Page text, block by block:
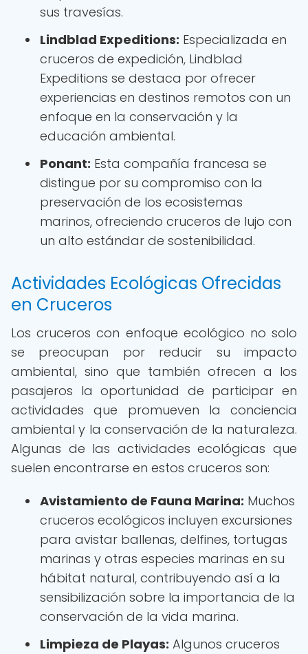
sus travesías.
Lindblad Expeditions: Especializada en
cruceros de expedición, Lindblad
Expeditions se destaca por ofrecer
experiencias en destinos remotos con un
enfoque en la conservación y la
educación ambiental.
Ponant: Esta compañía francesa se
distingue por su compromiso con la
preservación de los ecosistemas
marinos, ofreciendo cruceros de lujo con
un alto estándar de sostenibilidad.
Actividades Ecológicas Ofrecidas
en Cruceros
Los cruceros con enfoque ecológico no solo
se preocupan por reducir su impacto
ambiental, sino que también ofrecen a los
pasajeros la oportunidad de participar en
actividades que promueven la conciencia
ambiental y la conservación de la naturaleza.
Algunas de las actividades ecológicas que
suelen encontrarse en estos cruceros son:
Avistamiento de Fauna Marina: Muchos
cruceros ecológicos incluyen excursiones
para avistar ballenas, delfines, tortugas
marinas y otras especies marinas en su
hábitat natural, contribuyendo así a la
sensibilización sobre la importancia de la
conservación de la vida marina.
Limpieza de Playas: Algunos cruceros